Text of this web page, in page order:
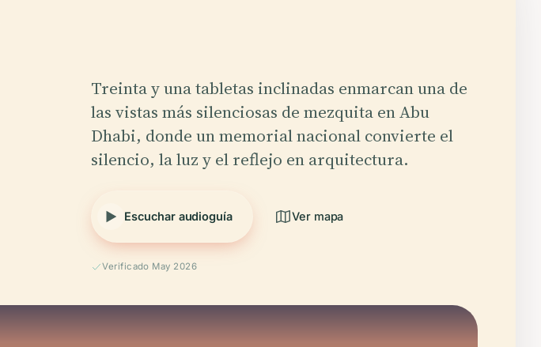
Treinta y una tabletas inclinadas enmarcan una de
las vistas más silenciosas de mezquita en Abu
Dhabi, donde un memorial nacional convierte el
silencio, la luz y el reflejo en arquitectura.
Escuchar audioguía Ver mapa
Verificado May 2026